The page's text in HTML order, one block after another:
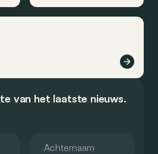
van het laatste nieuws.